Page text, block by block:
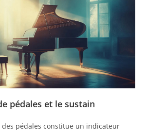
pédales et le sustain
pédales constitue un indicateur